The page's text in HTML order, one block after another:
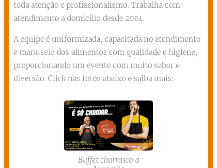
toda atenção e profissionalismo. Trabalha com
atendimento a domicílio desde 2001.
A equipe é uniformizada, capacitada no atendimento
e manuseio dos alimentos com qualidade e higiene,
proporcionando um evento com muito sabor e
diversão. Click nas fotos abaixo e saiba mais:
Buffet churrasco a